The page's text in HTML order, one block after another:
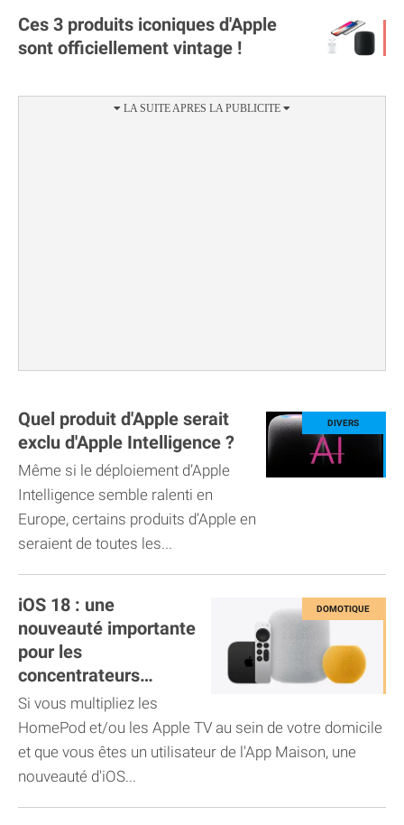
Ces 3 produits iconiques d'Apple
sont officiellement vintage !
Quel produit d'Apple serait
exclu d'Apple Intelligence ?
Même si le déploiement d’Apple
Intelligence semble ralenti en
Europe, certains produits d’Apple en
seraient de toutes les...
iOS 18 : une
nouveauté importante
pour les
concentrateurs
HomeKit
Si vous multipliez les
HomePod et/ou les Apple TV au sein de votre domicile
et que vous êtes un utilisateur de l'App Maison, une
nouveauté d'iOS...